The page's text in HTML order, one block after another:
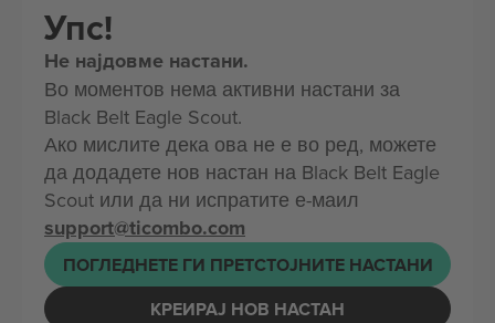
Упс!
Не најдовме настани.
Во моментов нема активни настани за
Black Belt Eagle Scout.
Ако мислите дека ова не е во ред, можете
да додадете нов настан на Black Belt Eagle
Scout или да ни испратите е-маил
support@ticombo.com
ПОГЛЕДНЕТЕ ГИ ПРЕТСТОЈНИТЕ НАСТАНИ
КРЕИРАЈ НОВ НАСТАН